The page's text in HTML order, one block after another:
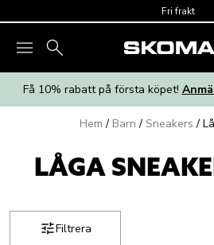
Fri frakt
Få 10% rabatt på första köpet!
Hem / Barn / Sneakers /
LÅGA
Filtrera